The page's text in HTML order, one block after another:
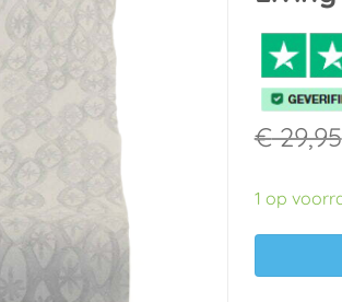
verlanglijst
€29,95
1 op